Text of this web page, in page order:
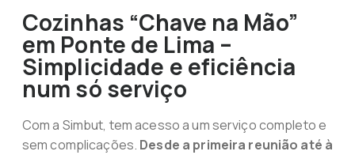
Cozinhas “Chave na Mão”
em Ponte de Lima –
Simplicidade e eficiência
num só serviço
Com a Simbut, tem acesso a um serviço completo e
sem complicações. Desde a primeira reunião até à